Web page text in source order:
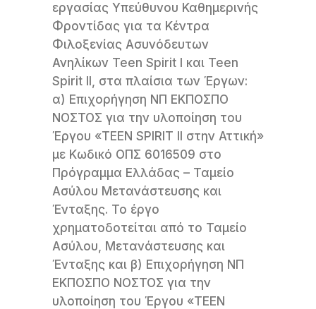
εργασίας Υπεύθυνου Καθημερινής
Φροντίδας για τα Κέντρα
Φιλοξενίας Ασυνόδευτων
Ανηλίκων Teen Spirit I και Teen
Spirit II, στα πλαίσια των Έργων:
α) Επιχορήγηση ΝΠ ΕΚΠΟΣΠΟ
ΝΟΣΤΟΣ για την υλοποίηση του
Έργου «TEEN SPIRIT II στην Αττική»
με Κωδικό ΟΠΣ 6016509 στο
Πρόγραμμα Ελλάδας – Ταμείο
Ασύλου Μετανάστευσης και
Ένταξης. Το έργο
χρηματοδοτείται από το Ταμείο
Ασύλου, Μετανάστευσης και
Ένταξης και β) Επιχορήγηση ΝΠ
ΕΚΠΟΣΠΟ ΝΟΣΤΟΣ για την
υλοποίηση του Έργου «TEEN